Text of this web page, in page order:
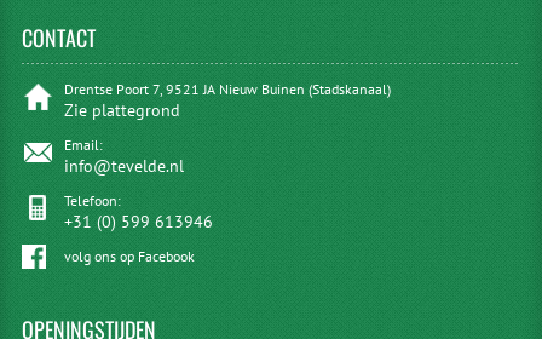
CONTACT
Drentse Poort 7, 9521 JA Nieuw Buinen (Stadskanaal)
Zie plattegrond
Email:
info@tevelde.nl
Telefoon:
+31 (0) 599 613946
volg ons op Facebook
OPENINGSTIJDEN